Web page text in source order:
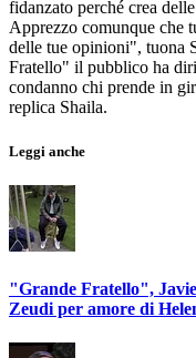
fidanzato perché crea
Apprezzo comunque che
delle tue opinioni", tuona
Fratello" il pubblico ha
condanno chi prende in
replica Shaila.
Leggi anche
"Grande Fratello",
Zeudi per amore di